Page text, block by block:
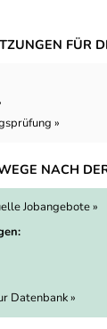
FÜR
»
NACH
Jobangebote »
Datenbank »